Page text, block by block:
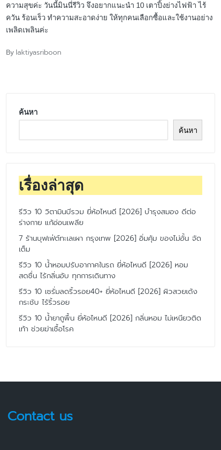
ความสุขค่ะ วันนี้มินนี่รีวิว จึงอยากแนะนำ 10 เตาปิ้งย่างไฟฟ้า ไร้
ควัน ร้อนเร็ว ทำความสะอาดง่าย ให้ทุกคนเลือกซื้อและใช้งานอย่าง
เพลิดเพลินค่ะ
Posted
By laktiyasriboon
ค้นหา
ค้นหา
เรื่องล่าสุด
รีวิว 10 วิตามินบีรวม ยี่ห้อไหนดี [2026] บำรุงสมอง ดีต่อ
ร่างกาย แก้อ่อนเพลีย
7 ร้านบุฟเฟ่ต์ทะเลเผา กรุงเทพ [2026] อิ่มคุ้ม ของไม่อั้น จัด
เต็ม
รีวิว 10 น้ำหอมปรับอากาศในรถ ยี่ห้อไหนดี [2026] หอม
สดชื่น ไร้กลิ่นอับ ทุกการเดินทาง
รีวิว 10 เซรั่มลดริ้วรอย40+ ยี่ห้อไหนดี [2026] ผิวสวยเด้ง
กระชับ ไร้ริ้วรอย
รีวิว 10 น้ำยาถูพื้น ยี่ห้อไหนดี [2026] กลิ่นหอม ไม่เหนียวติด
เท้า ช่วยฆ่าเชื้อโรค
Contact us